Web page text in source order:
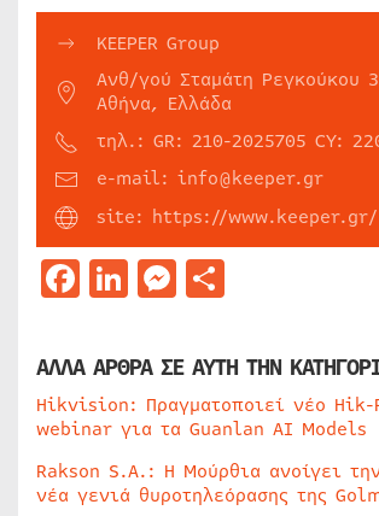
KEEPER Group
Ανθ/γού Σταμάτη Ρεγκούκου
Αθήνα, Ελλάδα
τηλ.: GR: 210-2025705 CY:
e-mail: info@keeper.gr
site: https://www.keeper.gr/
Facebook
LinkedIn
Messenger
ΑΛΛΑ ΑΡΘΡΑ ΣΕ ΑΥΤΗ ΤΗΝ
Hikvision: Πραγματοποιεί νέο
webinar για τα Guanlan AI Models
Rakson S.A.: Η Μούρθια ανοίγει
νέα γενιά θυροτηλεόρασης της